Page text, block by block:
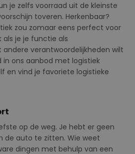
je zelfs voorraad uit de kleinste
toveren. Herkenbaar?
zou zomaar eens perfect voor
als je je functie als
verantwoordelijkheden wilt
in ons aanbod met logistiek
en vind je favoriete logistieke
op de weg. Je hebt er geen
de auto te zitten. Wie weet
dingen met behulp van een